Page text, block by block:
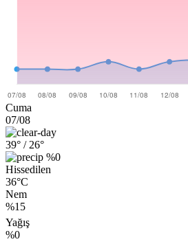
Cuma
07/08
39° / 26°
%0
Hissedilen
36°C
Nem
%15
Yağış
%0